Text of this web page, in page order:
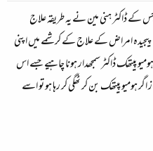
کے ڈاکٹر ہنی مین نے یہ طریقہ علاج
امراض کے علاج کے کرشمے میں اپنی
ڈاکٹر سمجھدار ہونا چاہیے جسے اس
ہومیو پیتھک بن کر ٹھگی کر رہا ہو تو اسے